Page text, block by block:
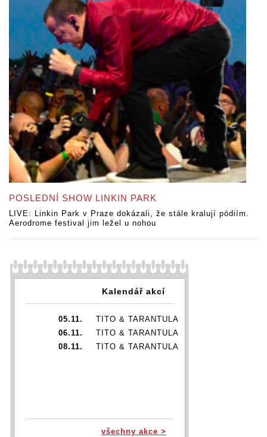
POSLEDNÍ SHOW LINKIN PARK
LIVE: Linkin Park v Praze dokázali, že stále kralují pódiím.
Aerodrome festival jim ležel u nohou
Kalendář akcí
05.11.
TITO & TARANTULA
06.11.
TITO & TARANTULA
08.11.
TITO & TARANTULA
všechny akce >